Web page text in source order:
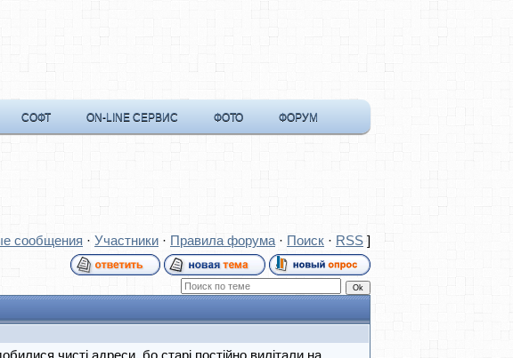
СОФТ ON-LINE СЕРВИС ФОТО ФОРУМ
сообщения · Участники · Правила форума · Поиск · RSS]